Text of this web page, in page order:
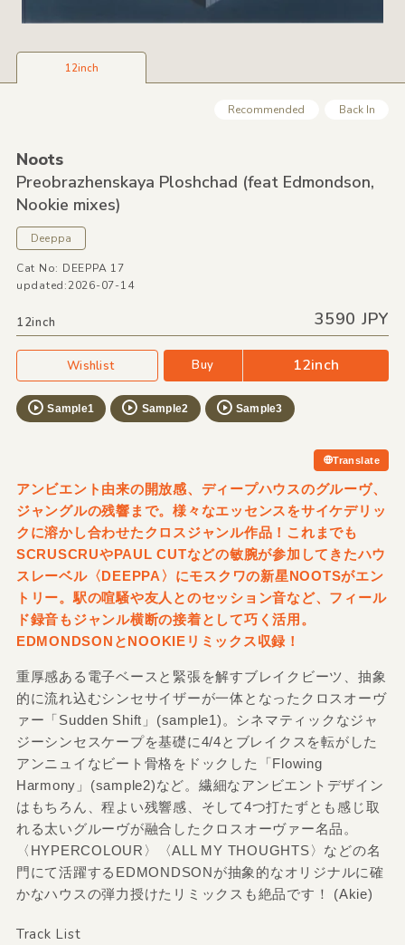
12inch
Recommended Back In
Noots
Preobrazhenskaya Ploshchad (feat Edmondson,
Nookie mixes)
Deeppa
Cat No: DEEPPA 17
updated:2026-07-14
12inch 3590 JPY
Wishlist Buy 12inch
Sample1 Sample2 Sample3
Translate
アンビエント由来の開放感、ディープハウスのグルーヴ、
ジャングルの残響まで。様々なエッセンスをサイケデリッ
クに溶かし合わせたクロスジャンル作品！これまでも
SCRUSCRUやPAUL CUTなどの敏腕が参加してきたハウ
スレーベル〈DEEPPA〉にモスクワの新星NOOTSがエン
トリー。駅の喧騒や友人とのセッション音など、フィール
ド録音もジャンル横断の接着として巧く活用。
EDMONDSONとNOOKIEリミックス収録！
重厚感ある電子ベースと緊張を解すブレイクビーツ、抽象
的に流れ込むシンセサイザーが一体となったクロスオーヴ
ァー「Sudden Shift」(sample1)。シネマティックなジャ
ジーシンセスケープを基礎に4/4とブレイクスを転がした
アンニュイなビート骨格をドックした「Flowing
Harmony」(sample2)など。繊細なアンビエントデザイン
はもちろん、程よい残響感、そして4つ打たずとも感じ取
れる太いグルーヴが融合したクロスオーヴァー名品。
〈HYPERCOLOUR〉〈ALL MY THOUGHTS〉などの名
門にて活躍するEDMONDSONが抽象的なオリジナルに確
かなハウスの弾力授けたリミックスも絶品です！ (Akie)
Track List